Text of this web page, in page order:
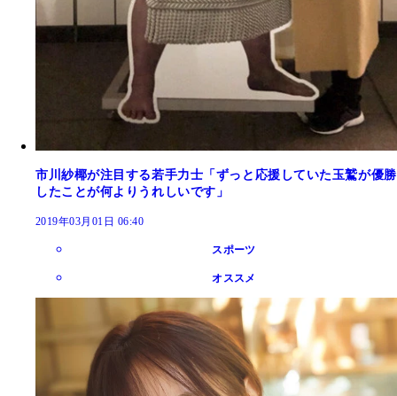
市川紗椰が注目する若手力士「ずっと応援していた玉鷲が優勝
したことが何よりうれしいです」
2019年03月01日 06:40
スポーツ
オススメ